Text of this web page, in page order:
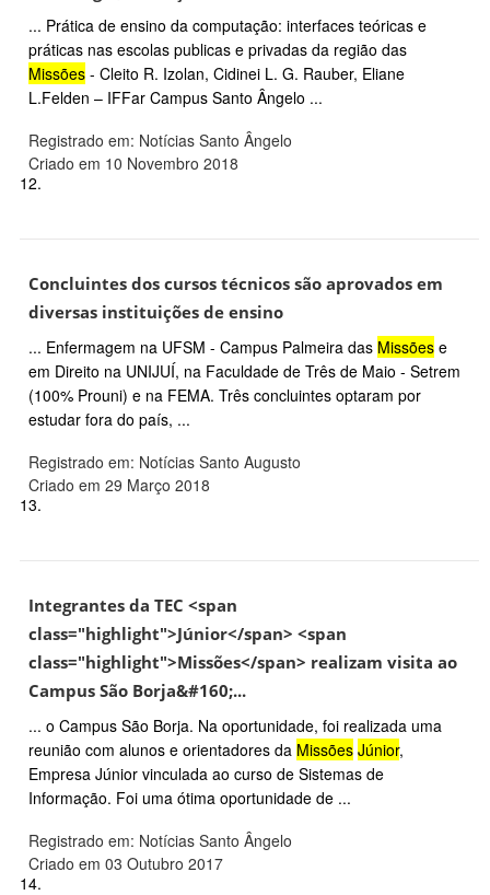
... Prática de ensino da computação: interfaces teóricas e
práticas nas escolas publicas e privadas da região das
Missões - Cleito R. Izolan, Cidinei L. G. Rauber, Eliane
L.Felden – IFFar Campus Santo Ângelo ...
Registrado em: Notícias Santo Ângelo
Criado em 10 Novembro 2018
12.
Concluintes dos cursos técnicos são aprovados em
diversas instituições de ensino
... Enfermagem na UFSM - Campus Palmeira das Missões e
em Direito na UNIJUÍ, na Faculdade de Três de Maio - Setrem
(100% Prouni) e na FEMA. Três concluintes optaram por
estudar fora do país, ...
Registrado em: Notícias Santo Augusto
Criado em 29 Março 2018
13.
Integrantes da TEC <span
class="highlight">Júnior</span> <span
class="highlight">Missões</span> realizam visita ao
Campus São Borja&#160;...
... o Campus São Borja. Na oportunidade, foi realizada uma
reunião com alunos e orientadores da Missões Júnior,
Empresa Júnior vinculada ao curso de Sistemas de
Informação. Foi uma ótima oportunidade de ...
Registrado em: Notícias Santo Ângelo
Criado em 03 Outubro 2017
14.